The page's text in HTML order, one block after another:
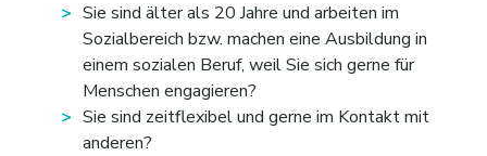
Sie sind älter als 20 Jahre und arbeiten im
Sozialbereich bzw. machen eine Ausbildung in
einem sozialen Beruf, weil Sie sich gerne für
Menschen engagieren?
Sie sind zeitflexibel und gerne im Kontakt mit
anderen?